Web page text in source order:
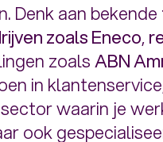
Denk aan bekende
zoals Eneco,
zoalsABN
in
waarin je
ook